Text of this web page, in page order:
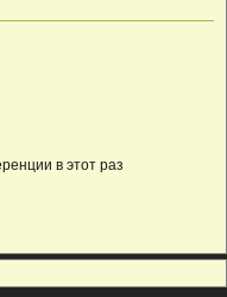
в этот раз